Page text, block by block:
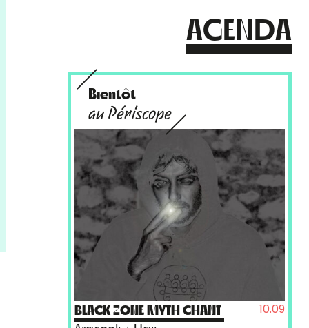
AGENDA
Bientôt
au Périscope
BLACK ZONE MYTH CHANT +
10.09